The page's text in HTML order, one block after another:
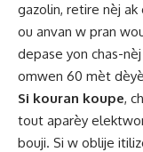
gazolin, retire nèj ak
ou anvan w pran
depase yon chas-
omwen 60 mèt
Si kouran koupe,
tout aparèy
bouji. Si w oblije